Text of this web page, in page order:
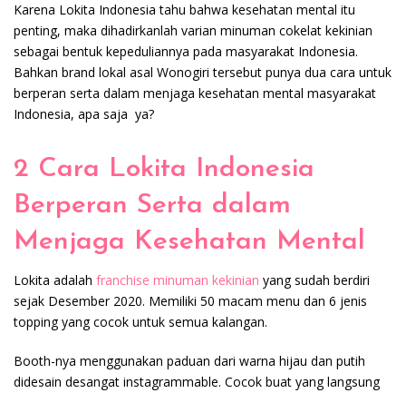
Karena Lokita Indonesia tahu bahwa kesehatan mental itu
penting, maka dihadirkanlah varian minuman cokelat kekinian
sebagai bentuk kepeduliannya pada masyarakat Indonesia.
Bahkan brand lokal asal Wonogiri tersebut punya dua cara untuk
berperan serta dalam menjaga kesehatan mental masyarakat
Indonesia, apa saja ya?
2 Cara Lokita Indonesia
Berperan Serta dalam
Menjaga Kesehatan Mental
Lokita adalah franchise minuman kekinian yang sudah berdiri
sejak Desember 2020. Memiliki 50 macam menu dan 6 jenis
topping yang cocok untuk semua kalangan.
Booth-nya menggunakan paduan dari warna hijau dan putih
didesain desangat instagrammable. Cocok buat yang langsung